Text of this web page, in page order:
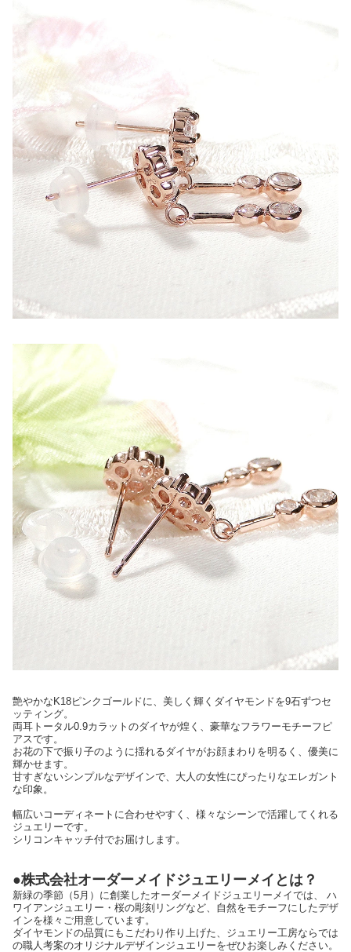
艶やかなK18ピンクゴールドに、美しく輝くダイヤモンドを9石ずつセ
ッティング。
両耳トータル0.9カラットのダイヤが煌く、豪華なフラワーモチーフピ
アスです。
お花の下で振り子のように揺れるダイヤがお顔まわりを明るく、優美に
輝かせます。
甘すぎないシンプルなデザインで、大人の女性にぴったりなエレガント
な印象。
幅広いコーディネートに合わせやすく、様々なシーンで活躍してくれる
ジュエリーです。
シリコンキャッチ付でお届けします。
●株式会社オーダーメイドジュエリーメイとは？
新緑の季節（5月）に創業したオーダーメイドジュエリーメイでは、 ハ
ワイアンジュエリー・桜の彫刻リングなど、自然をモチーフにしたデザ
インを様々ご用意しています。
ダイヤモンドの品質にもこだわり作り上げた、ジュエリー工房ならでは
の職人考案のオリジナルデザインジュエリーをぜひお楽しみください。